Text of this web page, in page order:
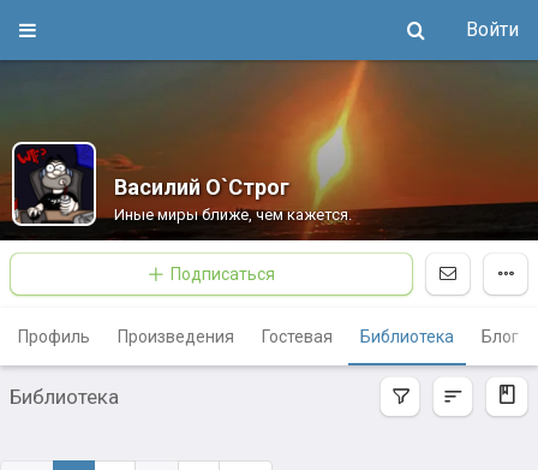
Войти
Василий О`Строг
Иные миры ближе, чем кажется.
Подписаться
Профиль Произведения Гостевая Библиотека Блог
Библиотека